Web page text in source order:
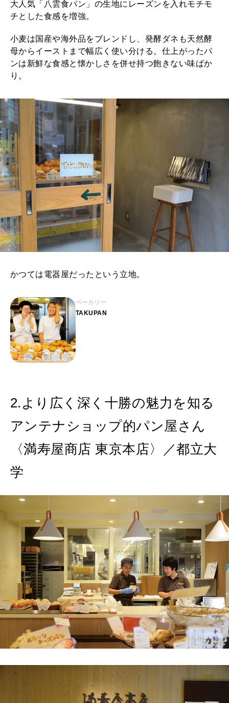
大人気「八雲食パン」の生地にレーズンを入れモチモ
チとした食感を増強。
小麦は国産や海外品をブレンドし、発酵ダネも天然酵
母からイーストまで幅広く使い分ける。仕上がったパ
ンは新鮮な食感と懐かしさを併せ持つ飽きない味ばか
り。
かつては電器屋だったという立地。
ベーカリー
TAKUPAN
2.より広く深く十勝の魅力を知る
アンテナショップ的パン屋さん
〈満寿屋商店 東京本店〉／都立大
学